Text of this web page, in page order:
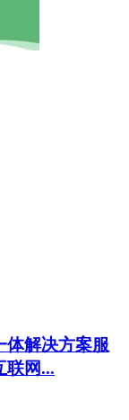
体解决方案服
联网...